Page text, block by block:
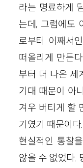
라는 명료하게
는데, 그럼에도
로부터 어째서
떠올리게 만든
부터 더 나은 세
기대 때문이 아
겨우 버티게 할
기였기 때문이
현실적인 통찰
않을 수 없었다.